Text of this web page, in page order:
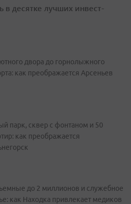
десятке лучших инвест-
двора до горнолыжного
как преображается Арсеньев
парк, сквер с фонтаном и 50
как преображается
до 2 миллионов и служебное
как Находка привлекает медиков